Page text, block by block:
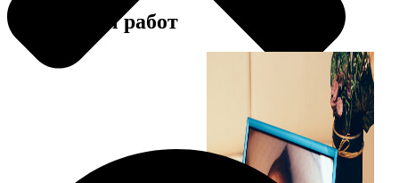
Примеры работ